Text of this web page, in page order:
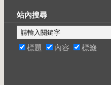
站內搜尋
標題 內容 標籤